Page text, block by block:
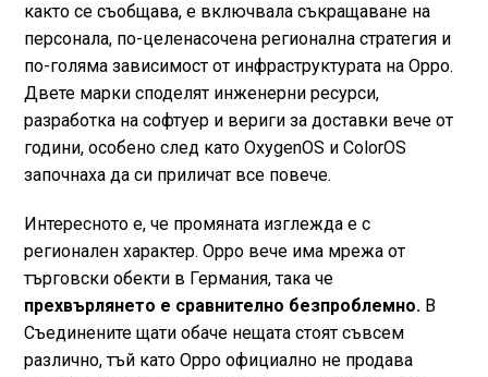
както се съобщава, е включвала съкращаване на
персонала, по-целенасочена регионална стратегия и
по-голяма зависимост от инфраструктурата на Oрро.
Двете марки споделят инженерни ресурси,
разработка на софтуер и вериги за доставки вече от
години, особено след като OxygenOS и ColorOS
започнаха да си приличат все повече.
Интересното е, че промяната изглежда е с
регионален характер. Oрро вече има мрежа от
търговски обекти в Германия, така че
прехвърлянето е сравнително безпроблемно.В
Съединените щати обаче нещата стоят съвсем
различно, тъй като Oрро официално не продава